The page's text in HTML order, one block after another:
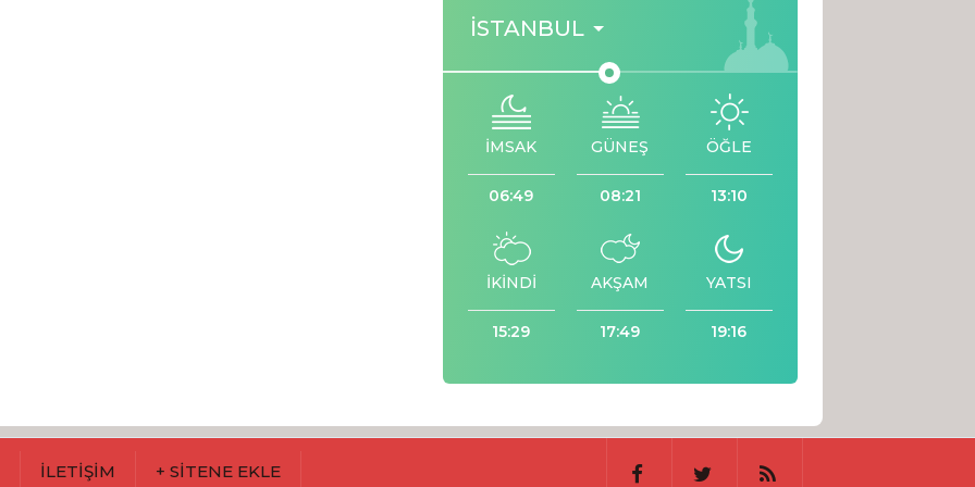
İSTANBUL
İMSAK
06:49
GÜNEŞ
08:21
ÖĞLE
13:10
İKİNDİ
15:29
AKŞAM
17:49
YATSI
19:16
İLETİŞİM + SİTENE EKLE